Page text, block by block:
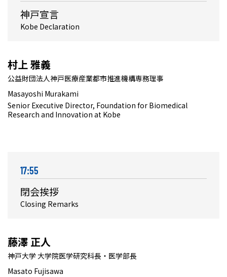
神戸宣言
Kobe Declaration
村上 雅義
公益財団法人神戸医療産業都市推進機構専務理事
Masayoshi Murakami
Senior Executive Director, Foundation for Biomedical
Research and Innovation at Kobe
17:55
閉会挨拶
Closing Remarks
藤澤 正人
神戸大学 大学院医学研究科長・医学部長
Masato Fujisawa